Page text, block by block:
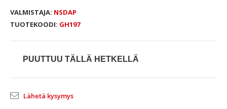
VALMISTAJA: NSDAP
TUOTEKOODI: GH197
PUUTTUU TÄLLÄ HETKELLÄ
Lähetä kysymys